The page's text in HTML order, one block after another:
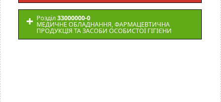
Розділ33000000-0
МЕДИЧНЕ ОБЛАДНАННЯ, ФАРМАЦЕВТИЧНА
ПРОДУКЦІЯ ТА ЗАСОБИ ОСОБИСТОЇ ГІГІЄНИ